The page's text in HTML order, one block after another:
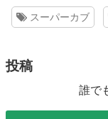
スーパーカブ
投稿
誰で